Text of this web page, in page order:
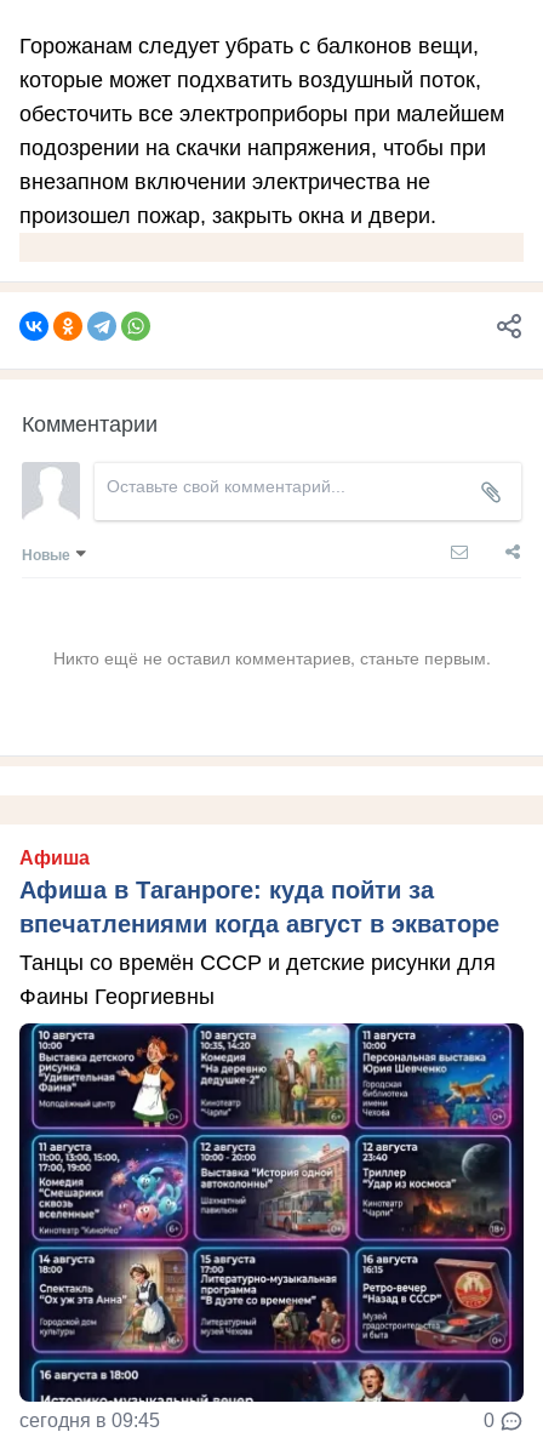
Горожанам следует убрать с балконов вещи,
которые может подхватить воздушный поток,
обесточить все электроприборы при малейшем
подозрении на скачки напряжения, чтобы при
внезапном включении электричества не
произошел пожар, закрыть окна и двери.
Комментарии
Новые
Никто ещё не оставил комментариев, станьте первым.
Афиша
Афиша в Таганроге: куда пойти за
впечатлениями когда август в экваторе
Танцы со времён СССР и детские рисунки для
Фаины Георгиевны
сегодня в 09:45 0